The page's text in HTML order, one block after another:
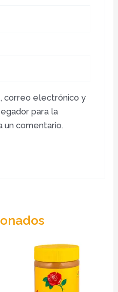
correo electrónico y
para la
un comentario.